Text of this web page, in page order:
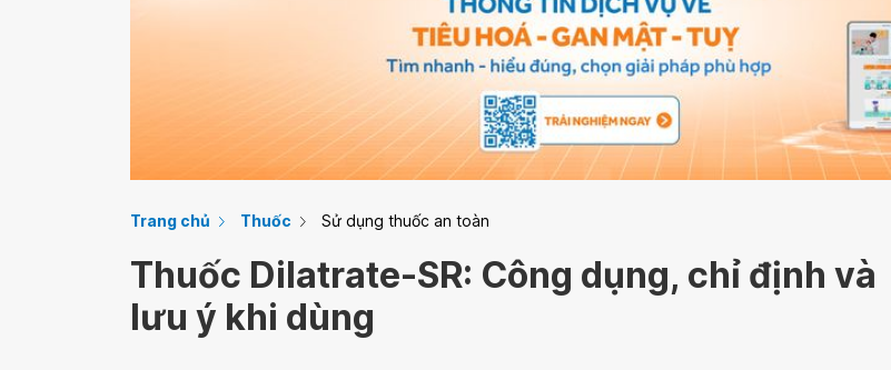
Trang chủ Thuốc Sử dụng thuốc an toàn
Thuốc Dilatrate-SR: Công dụng, chỉ định và
lưu ý khi dùng